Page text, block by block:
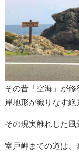
その昔「空海」が
岸地形が織りなす絶
その現実離れした風
室戸岬までの道は、